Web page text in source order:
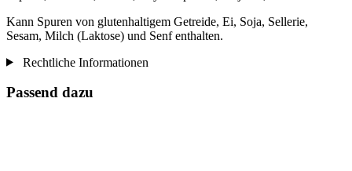
Kann Spuren von glutenhaltigem Getreide, Ei, Soja, Sellerie,
Sesam, Milch (Laktose) und Senf enthalten.
Rechtliche Informationen
Passend dazu